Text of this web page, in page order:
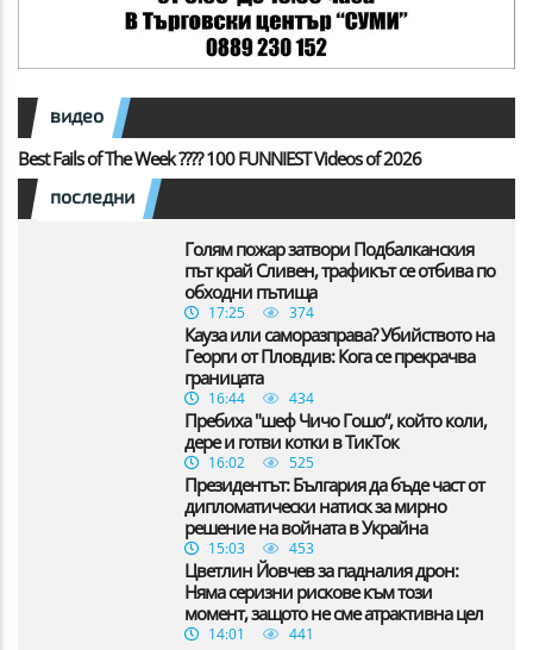
видео
Best Fails of The Week ???? 100 FUNNIEST Videos of 2026
последни
Голям пожар затвори Подбалканския
път край Сливен, трафикът се отбива по
обходни пътища
17:25 374
Кауза или саморазправа? Убийството на
Георги от Пловдив: Кога се прекрачва
границата
16:44 434
Пребиха "шеф Чичо Гошо“, който коли,
дере и готви котки в ТикТок
16:02 525
Президентът: България да бъде част от
дипломатически натиск за мирно
решение на войната в Украйна
15:03 453
Цветлин Йовчев за падналия дрон:
Няма серизни рискове към този
момент, защото не сме атрактивна цел
14:01 441